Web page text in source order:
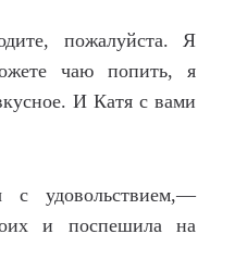
пожалуйста. Я
чаю попить, я
И Катя с вами
удовольствием,—
и поспешила на